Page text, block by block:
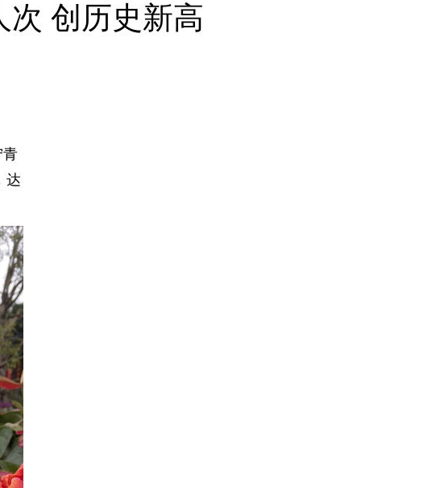
次 创历史新高
青
达